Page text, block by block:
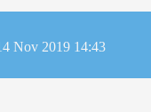
Nov 2019 14:43